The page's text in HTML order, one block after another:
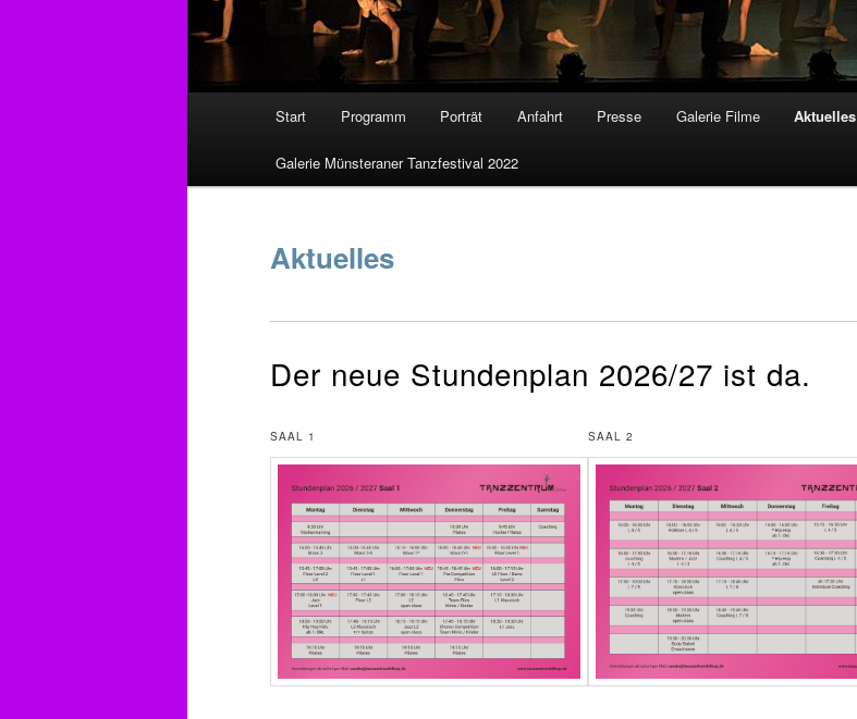
Zum
primären
Start Programm Porträt Anfahrt Presse Galerie Filme Aktuelles
Galerie Münsteraner Tanzfestival 2022
Aktuelles
Der neue Stundenplan 2026/27 ist da.
SAAL 1 SAAL 2